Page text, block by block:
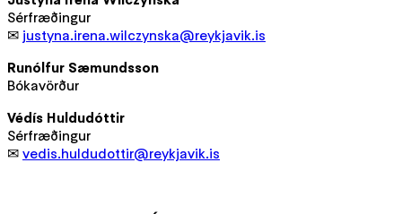
Sérfræðingur
✉ justyna.irena.wilczynska@reykjavik.is
Runólfur Sæmundsson
Bókavörður
Védís Huldudóttir
Sérfræðingur
✉ vedis.huldudottir@reykjavik.is